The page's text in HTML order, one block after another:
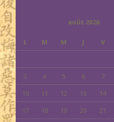
août 2026
L M M J V
3
4 5 6 7
10
11 12 13 14
17
18 19 20 21